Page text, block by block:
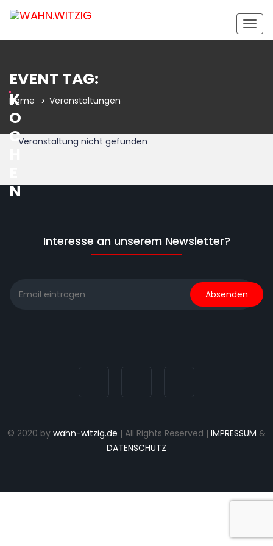
EVENT TAG:
K
O
C
N
Home Veranstaltungen
Veranstaltung nicht gefunden
Interesse an unserem Newsletter?
© 2020 by wahn-witzig.de | All Rights Reserved | IMPRESSUM &
DATENSCHUTZ